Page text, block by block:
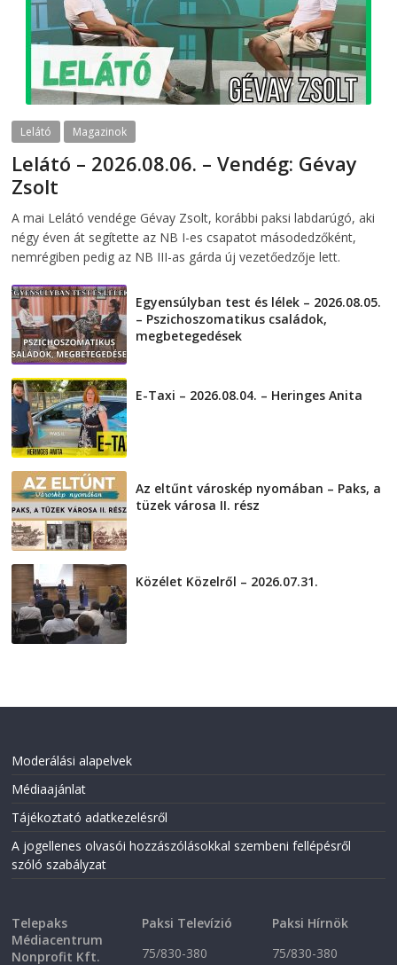
Lelátó Magazinok
Lelátó – 2026.08.06. – Vendég: Gévay
Zsolt
A mai Lelátó vendége Gévay Zsolt, korábbi paksi labdarúgó, aki
négy éven át segítette az NB I-es csapatot másodedzőként,
nemrégiben pedig az NB III-as gárda új vezetőedzője lett.
Egyensúlyban test és lélek – 2026.08.05.
– Pszichoszomatikus családok,
megbetegedések
E-Taxi – 2026.08.04. – Heringes Anita
Az eltűnt városkép nyomában – Paks, a
tüzek városa II. rész
Közélet Közelről – 2026.07.31.
Moderálási alapelvek
Médiaajánlat
Tájékoztató adatkezelésről
A jogellenes olvasói hozzászólásokkal szembeni fellépésről
szóló szabályzat
Telepaks
Médiacentrum
Nonprofit Kft.
Paksi Televízió
75/830-380
Paksi Hírnök
75/830-380